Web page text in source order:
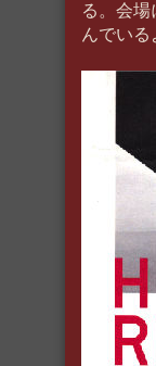
る。会
んでい